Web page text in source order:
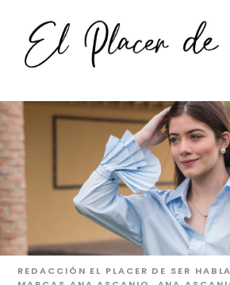
content
REDACCIÓN EL PLACER DE SER